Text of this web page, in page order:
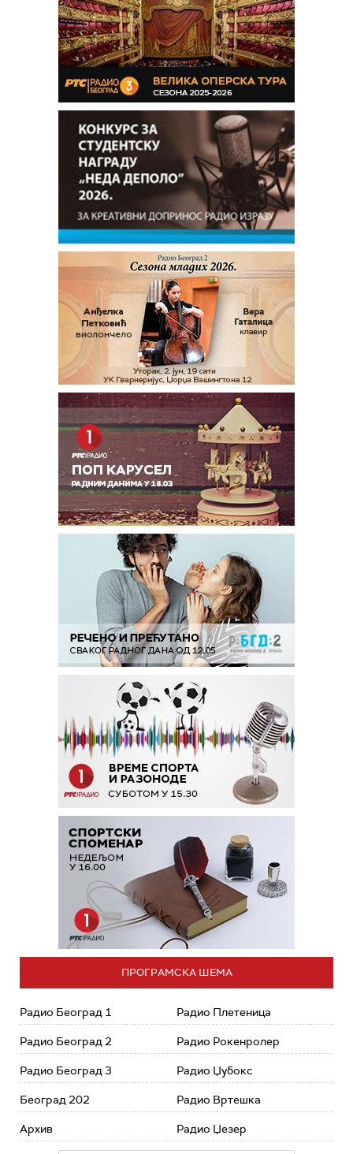
ПРОГРАМСКА ШЕМА
Радио Београд 1
Радио Београд 2
Радио Београд 3
Београд 202
Архив
Радио Плетеница
Радио Рокенролер
Радио Џубокс
Радио Вртешка
Радио Џезер